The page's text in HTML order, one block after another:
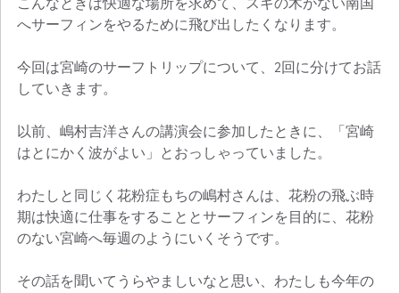
こんなときは快適な場所を求めて、スギの木がない南国
へサーフィンをやるために飛び出したくなります。
今回は宮崎のサーフトリップについて、2回に分けてお話
していきます。
以前、嶋村吉洋さんの講演会に参加したときに、「宮崎
はとにかく波がよい」とおっしゃっていました。
わたしと同じく花粉症もちの嶋村さんは、花粉の飛ぶ時
期は快適に仕事をすることとサーフィンを目的に、花粉
のない宮崎へ毎週のようにいくそうです。
その話を聞いてうらやましいなと思い、わたしも今年の